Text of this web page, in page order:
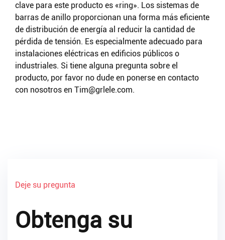
clave para este producto es «ring». Los sistemas de
barras de anillo proporcionan una forma más eficiente
de distribución de energía al reducir la cantidad de
pérdida de tensión. Es especialmente adecuado para
instalaciones eléctricas en edificios públicos o
industriales. Si tiene alguna pregunta sobre el
producto, por favor no dude en ponerse en contacto
con nosotros en Tim@grlele.com.
Deje su pregunta
Obtenga su